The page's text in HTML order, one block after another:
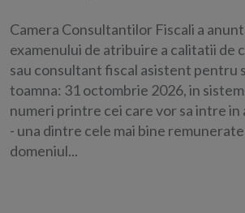
Camera Consultantilor Fiscali a
examenului de atribuire a calitatii de
sau consultant fiscal asistent pentru
toamna: 31 octombrie 2026, in
numeri printre cei care vor sa intre
- una dintre cele mai bine
domeniul...